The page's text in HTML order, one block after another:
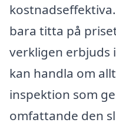
bara titta på
verkligen erbjuds
kan handla om
inspektion som
omfattande den